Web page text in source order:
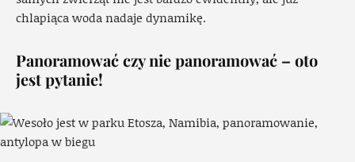
chlapiąca woda nadaje dynamikę.
Panoramować czy nie panoramować – oto
jest pytanie!